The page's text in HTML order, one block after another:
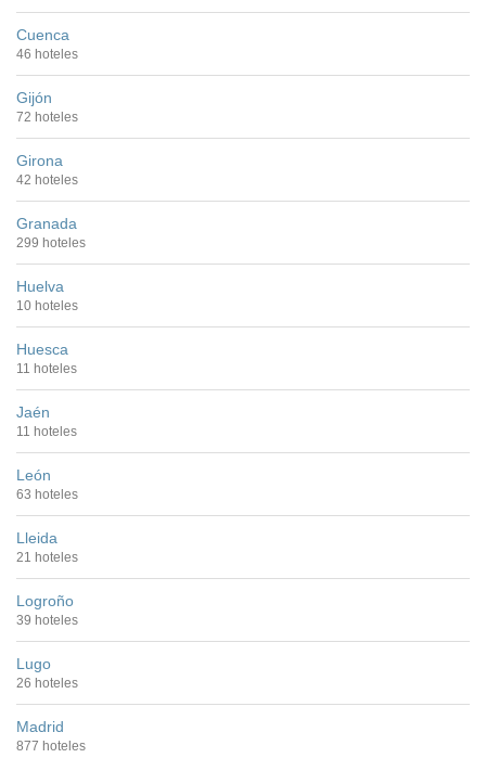
Cuenca
46 hoteles
Gijón
72 hoteles
Girona
42 hoteles
Granada
299 hoteles
Huelva
10 hoteles
Huesca
11 hoteles
Jaén
11 hoteles
León
63 hoteles
Lleida
21 hoteles
Logroño
39 hoteles
Lugo
26 hoteles
Madrid
877 hoteles